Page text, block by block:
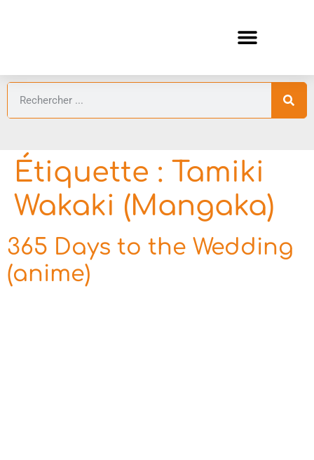
Étiquette : Tamiki
Wakaki (Mangaka)
365 Days to the Wedding
(anime)